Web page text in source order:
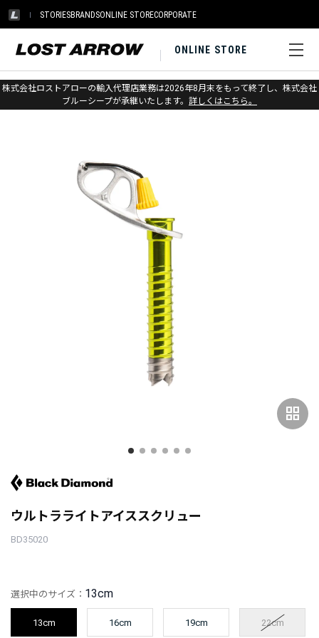
STORIESBRANDSONLINE STORECORPORATE
ONLINE STORE
株式会社ロストアローの輸入代理店業務は2026年8月末をもって終了し、株式会社
ブルーシープが承継いたします。 詳しくはこちら。
ホーム > ブラックダイヤモンド > アイス > アイスプロテクション
grid_view
ウルトラライトアイススクリュー
BD35020
選択中のサイズ： 13cm
13cm 16cm 19cm 22cm